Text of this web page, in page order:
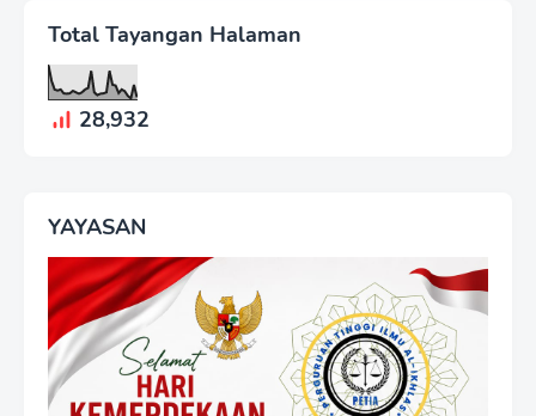
Total Tayangan Halaman
28,932
YAYASAN